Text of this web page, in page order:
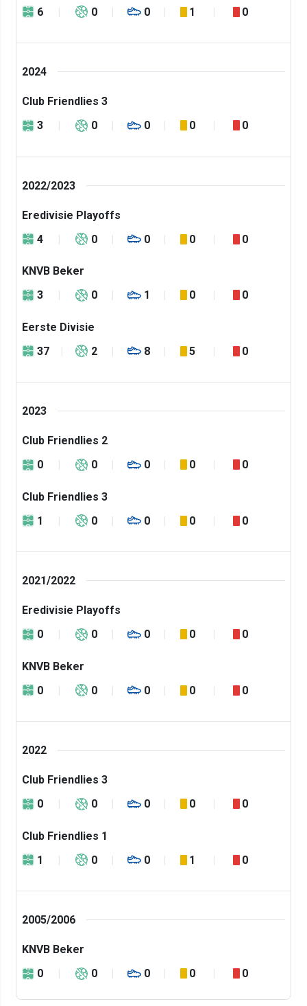
6
0 0 1 0
2024
Club Friendlies 3
3
0 0 0 0
2022/2023
Eredivisie Playoffs
4
0 0 0 0
KNVB Beker
3
0 1 0 0
Eerste Divisie
37
2 8 5 0
2023
Club Friendlies 2
0
0 0 0 0
Club Friendlies 3
1
0 0 0 0
2021/2022
Eredivisie Playoffs
0
0 0 0 0
KNVB Beker
0
0 0 0 0
2022
Club Friendlies 3
0
0 0 0 0
Club Friendlies 1
1
0 0 1 0
2005/2006
KNVB Beker
0
0 0 0 0